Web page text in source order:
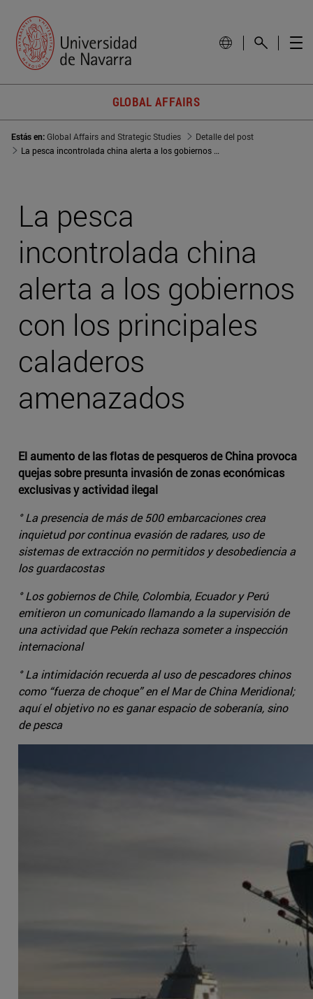
GLOBAL AFFAIRS
Estás en:Global Affairs and Strategic Studies
Detalle del post
La pesca incontrolada china alerta a los gobiernos con los principales caladeros amenazados
La pesca
incontrolada china
alerta a los gobiernos
con los principales
caladeros
amenazados
El aumento de las flotas de pesqueros de China provoca
quejas sobre presunta invasión de zonas económicas
exclusivas y actividad ilegal
° La presencia de más de 500 embarcaciones crea
inquietud por continua evasión de radares, uso de
sistemas de extracción no permitidos y desobediencia a
los guardacostas
° Los gobiernos de Chile, Colombia, Ecuador y Perú
emitieron un comunicado llamando a la supervisión de
una actividad que Pekín rechaza someter a inspección
internacional
° La intimidación recuerda al uso de pescadores chinos
como “fuerza de choque” en el Mar de China Meridional;
aquí el objetivo no es ganar espacio de soberanía, sino
de pesca